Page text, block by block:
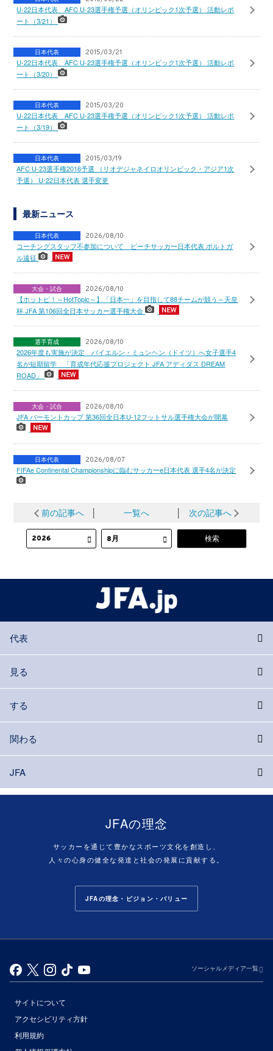
U-22日本代表 AFC U-23選手権予選（オリンピック1次予選） 活動レポ
ート（3/21）
日本代表 2015/03/21
U-22日本代表 AFC U-23選手権予選（オリンピック1次予選） 活動レポ
ート（3/20）
日本代表 2015/03/20
U-22日本代表 AFC U-23選手権予選（オリンピック1次予選） 活動レポ
ート（3/19）
日本代表 2015/03/19
AFC U-23選手権2016予選 （リオデジャネイロオリンピック・アジア1次
予選） U-22日本代表 選手変更
最新ニュース
日本代表 2026/08/10
コーチングスタッフ不参加について ビーチサッカー日本代表 ポルトガ
ル遠征
大会・試合 2026/08/10
【ホットピ！～HotTopic～】「日本一」を目指して88チームが競う～天皇
杯 JFA 第106回全日本サッカー選手権大会
選手育成 2026/08/10
2026年度も実施が決定 バイエルン・ミュンヘン（ドイツ）へ女子選手4
名が短期留学 「育成年代応援プロジェクト JFA アディダス DREAM
ROAD」
大会・試合 2026/08/10
JFA バーモントカップ 第36回全日本U-12フットサル選手権大会が開幕
日本代表 2026/08/07
FIFAe Continental Championshipに臨むサッカーe日本代表 選手4名が決定
前の記事へ 一覧へ 次の記事へ
代表
見る
する
関わる
JFA
JFAの理念
サッカーを通じて豊かなスポーツ文化を創造し、
人々の心身の健全な発達と社会の発展に貢献する。
JFAの理念・ビジョン・バリュー
ソーシャルメディア一覧
サイトについて
アクセシビリティ方針
利用規約